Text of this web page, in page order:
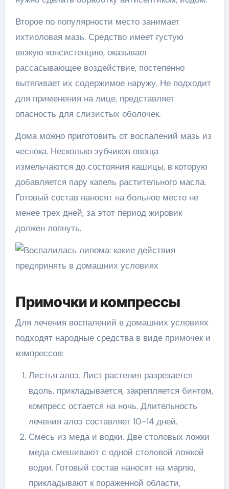
Второе по популярности место занимает
ихтиоловая мазь. Средство имеет густую
вязкую консистенцию, оказывает
рассасывающее воздействие, постепенно
вытягивает их содержимое наружу. Не подходит
для применения на лице, представляет
опасность для слизистых оболочек.
Дома можно приготовить от воспалений мазь из
чеснока. Несколько зубчиков овоща
измельчаются до состояния кашицы, в которую
добавляется пару капель растительного масла.
Готовый состав наносят на больное место не
менее трех дней, за этот период жировик
должен лопнуть.
Примочки и компрессы
Для лечения воспалений в домашних условиях
подходят народные средства в виде примочек и
компрессов:
Листья алоэ. Лист растения разрезается
вдоль, прикладывается, закрепляется бинтом,
компресс остается на ночь. Длительность
лечения алоэ составляет 10-14 дней.
Смесь из меда и водки. Две столовых ложки
меда смешивают с одной столовой ложкой
водки. Готовый состав наносят на марлю,
прикладывают к пораженной области,